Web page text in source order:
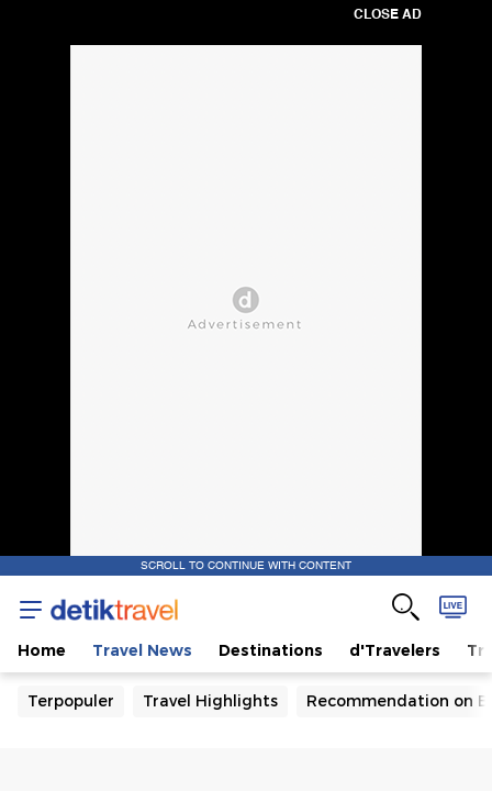
CLOSE AD
SCROLL TO CONTINUE WITH CONTENT
Home Travel News Destinations d'Travelers
Terpopuler Travel Highlights Recommendation on